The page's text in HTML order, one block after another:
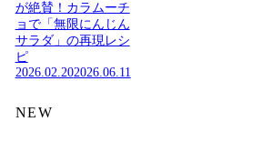
が絶賛！カラムーチ
ョで「無限にんじん
サラダ」の再現レシ
ピ
2026.02.202026.06.11
NEW